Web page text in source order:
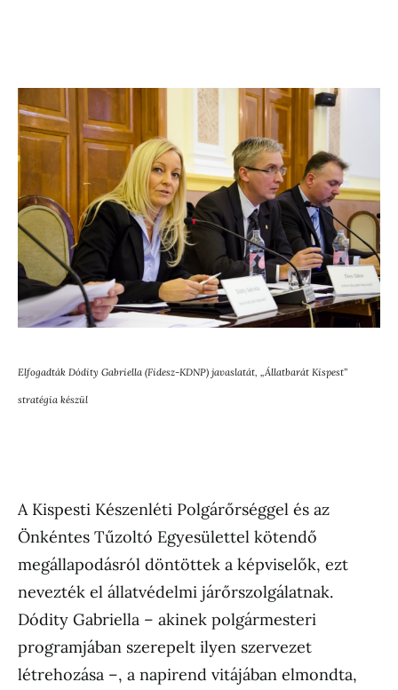
Elfogadták Dódity Gabriella (Fidesz-KDNP) javaslatát, „Állatbarát Kispest”
stratégia készül
A Kispesti Készenléti Polgárőrséggel és az
Önkéntes Tűzoltó Egyesülettel kötendő
megállapodásról döntöttek a képviselők, ezt
nevezték el állatvédelmi járőrszolgálatnak.
Dódity Gabriella – akinek polgármesteri
programjában szerepelt ilyen szervezet
létrehozása –, a napirend vitájában elmondta,